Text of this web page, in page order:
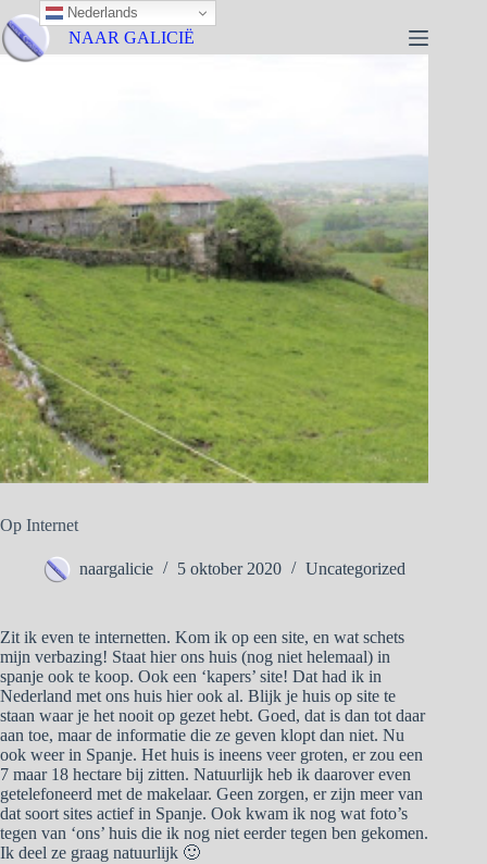
NAAR GALICIË
Op Internet
naargalicie 5 oktober 2020 Uncategorized
Zit ik even te internetten. Kom ik op een site, en wat schets
mijn verbazing! Staat hier ons huis (nog niet helemaal) in
spanje ook te koop. Ook een ‘kapers’ site! Dat had ik in
Nederland met ons huis hier ook al. Blijk je huis op site te
staan waar je het nooit op gezet hebt. Goed, dat is dan tot daar
aan toe, maar de informatie die ze geven klopt dan niet. Nu
ook weer in Spanje. Het huis is ineens veer groten, er zou een
7 maar 18 hectare bij zitten. Natuurlijk heb ik daarover even
getelefoneerd met de makelaar. Geen zorgen, er zijn meer van
dat soort sites actief in Spanje. Ook kwam ik nog wat foto’s
tegen van ‘ons’ huis die ik nog niet eerder tegen ben gekomen.
Ik deel ze graag natuurlijk 🙂
Nederlands